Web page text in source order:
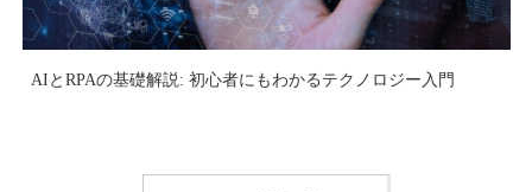
AIとRPAの基礎解説: 初心者にもわかるテクノロジー入門